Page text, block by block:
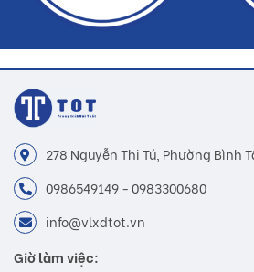
278 Nguyễn Thị Tú, Phường Bình
0986549149 - 0983300680
info@vlxdtot.vn
Giờ làm việc: